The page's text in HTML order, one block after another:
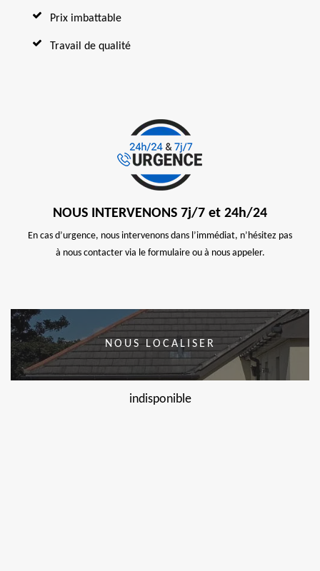
Prix imbattable
Travail de qualité
NOUS INTERVENONS 7j/7 et 24h/24
En cas d’urgence, nous intervenons dans l’immédiat, n’hésitez pas
à nous contacter via le formulaire ou à nous appeler.
NOUS LOCALISER
indisponible